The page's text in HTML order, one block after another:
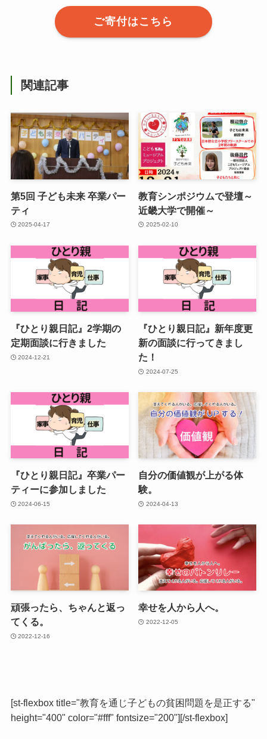
ご寄付はこちら
関連記事
第5回 子ども未来 卒業パー
ティ
2025-04-17
教育シンポジウムで登壇～
近畿大学で開催～
2025-02-10
『ひとり親日記』2学期の
定期面談に行きました
2024-12-21
『ひとり親日記』新年度更
新の面談に行ってきまし
た！
2024-07-25
『ひとり親日記』卒業パー
ティーに参加しました
2024-06-15
自分の価値観が上がる体
験。
2024-04-13
頑張ったら、ちゃんと返っ
てくる。
2022-12-16
幸せを人から人へ。
2022-12-05
[st-flexbox title="教育を通じ子どもの貧困問題を是正する"
height="400" color="#fff" fontsize="200"][/st-flexbox]